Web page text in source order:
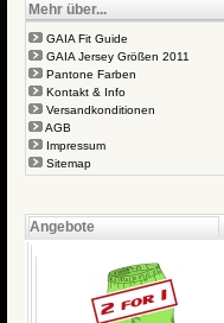
Mehr über...
GAIA Fit Guide
GAIA Jersey Größen 2011
Pantone Farben
Kontakt & Info
Versandkonditionen
AGB
Impressum
Sitemap
Angebote